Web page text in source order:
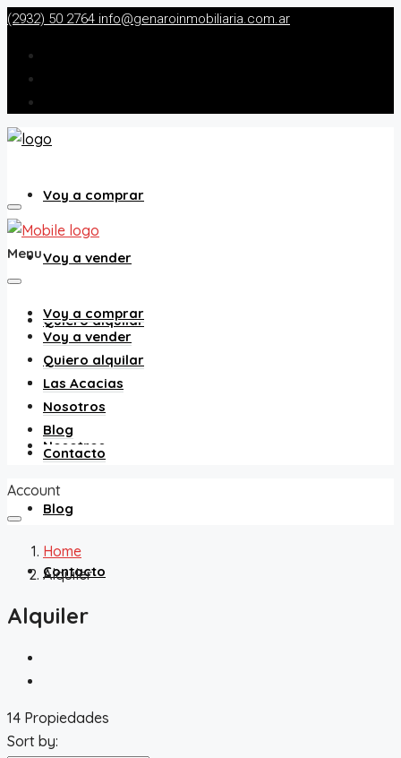
(2932) 50 2764 info@genaroinmobiliaria.com.ar
Voy a comprar
Voy a vender
Quiero alquilar
Las Acacias
Nosotros
Blog
Contacto
Menu
Voy a comprar
Voy a vender
Quiero alquilar
Las Acacias
Nosotros
Blog
Contacto
Account
Home
Alquiler
Alquiler
14 Propiedades
Sort by: